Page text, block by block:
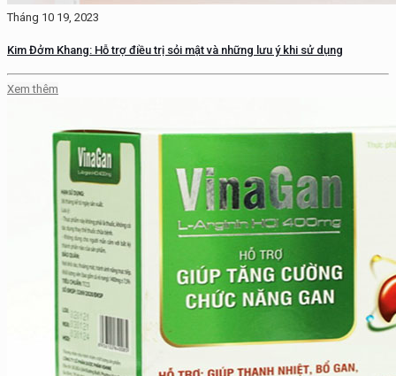
Tháng 10 19, 2023
Kim Đởm Khang: Hỗ trợ điều trị sỏi mật và những lưu ý khi sử dụng
Xem thêm